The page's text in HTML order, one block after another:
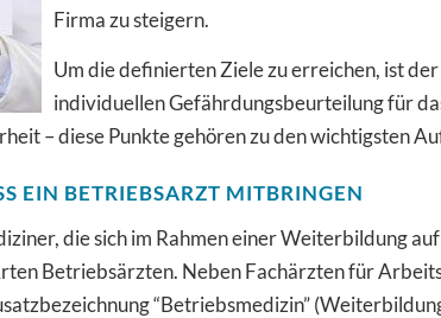
Firma zu steigern.
Um die definierten Ziele zu erreichen, ist
individuellen Gefährdungsbeurteilung für
– diese Punkte gehören zu den wichtigsten
EIN BETRIEBSARZT MITBRINGEN
die sich im Rahmen einer Weiterbildung
Betriebsärzten. Neben Fachärzten für
“Betriebsmedizin”